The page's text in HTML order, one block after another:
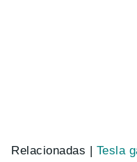
Relacionadas | Tesla